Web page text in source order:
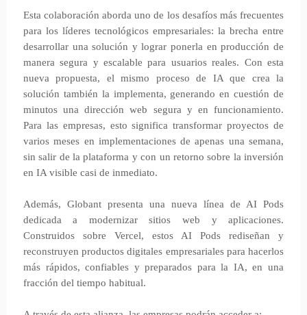
Esta colaboración aborda uno de los desafíos más frecuentes
para los líderes tecnológicos empresariales: la brecha entre
desarrollar una solución y lograr ponerla en producción de
manera segura y escalable para usuarios reales. Con esta
nueva propuesta, el mismo proceso de IA que crea la
solución también la implementa, generando en cuestión de
minutos una dirección web segura y en funcionamiento.
Para las empresas, esto significa transformar proyectos de
varios meses en implementaciones de apenas una semana,
sin salir de la plataforma y con un retorno sobre la inversión
en IA visible casi de inmediato.
Además, Globant presenta una nueva línea de AI Pods
dedicada a modernizar sitios web y aplicaciones.
Construidos sobre Vercel, estos AI Pods rediseñan y
reconstruyen productos digitales empresariales para hacerlos
más rápidos, confiables y preparados para la IA, en una
fracción del tiempo habitual.